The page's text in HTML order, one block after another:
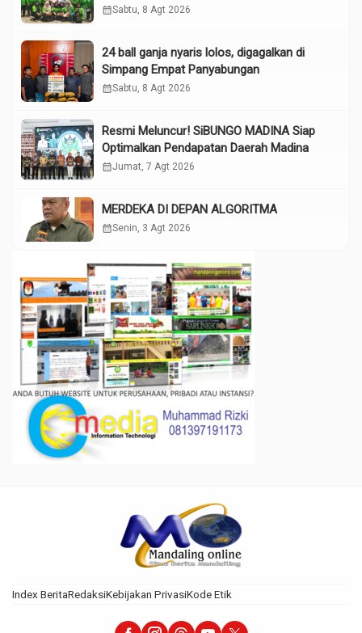
Tokoh”
calendar_monthSabtu, 8 Agt 2026
24 ball ganja nyaris lolos, digagalkan di
Simpang Empat Panyabungan
calendar_monthSabtu, 8 Agt 2026
Resmi Meluncur! SiBUNGO MADINA Siap
Optimalkan Pendapatan Daerah Madina
calendar_monthJumat, 7 Agt 2026
MERDEKA DI DEPAN ALGORITMA
calendar_monthSenin, 3 Agt 2026
Index BeritaRedaksiKebijakan PrivasiKode Etik